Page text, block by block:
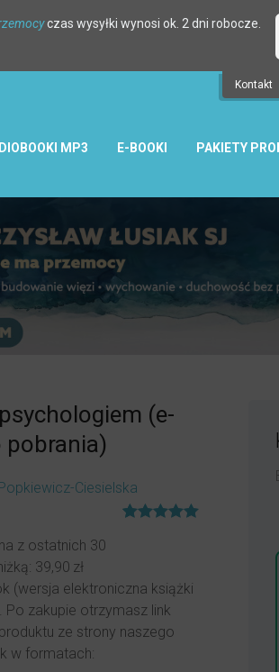
czas wysyłki wynosi ok. 2 dni robocze.
Kontakt
MP3 E-BOOKI PAKIETY
(e-
pobrania)
Ciesielska
oceny
klienta
z ostatnich 30
39,90 zł
(wersja elektroniczna książki
Po zakupie otrzymasz link
ze strony naszego
w formatach: